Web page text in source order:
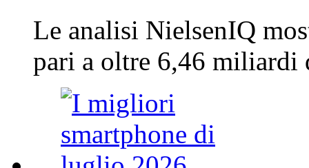
Le analisi NielsenIQ
pari a oltre 6,46